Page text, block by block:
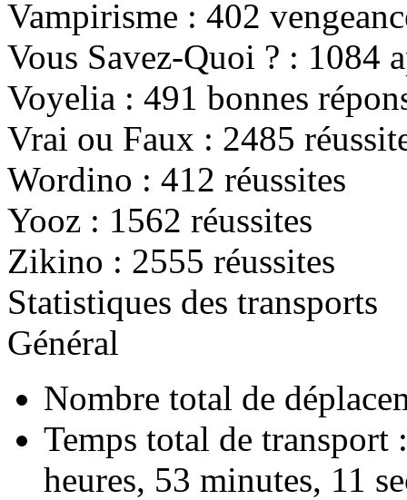
Vampirisme : 402
Vous Savez-Quoi ? : 1084
Voyelia : 491 bonnes
Vrai ou Faux : 2485
Wordino : 412 réussites
Yooz : 1562 réussites
Zikino : 2555 réussites
Statistiques des transports
Général
Nombre total de
Temps total de transport
heures, 53 minutes, 11